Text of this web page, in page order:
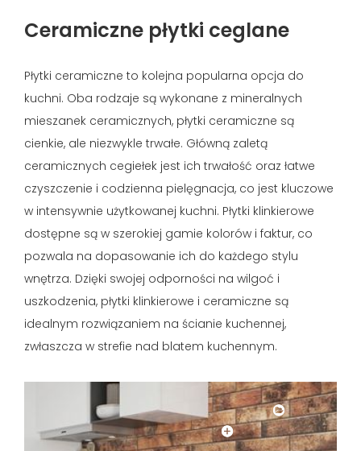
Ceramiczne płytki ceglane
Płytki ceramiczne to kolejna popularna opcja do
kuchni. Oba rodzaje są wykonane z mineralnych
mieszanek ceramicznych, płytki ceramiczne są
cienkie, ale niezwykle trwałe. Główną zaletą
ceramicznych cegiełek jest ich trwałość oraz łatwe
czyszczenie i codzienna pielęgnacja, co jest kluczowe
w intensywnie użytkowanej kuchni. Płytki klinkierowe
dostępne są w szerokiej gamie kolorów i faktur, co
pozwala na dopasowanie ich do każdego stylu
wnętrza. Dzięki swojej odporności na wilgoć i
uszkodzenia, płytki klinkierowe i ceramiczne są
idealnym rozwiązaniem na ścianie kuchennej,
zwłaszcza w strefie nad blatem kuchennym.